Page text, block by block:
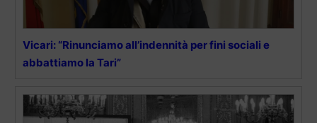
Vicari: “Rinunciamo all’indennità per fini sociali e
abbattiamo la Tari”